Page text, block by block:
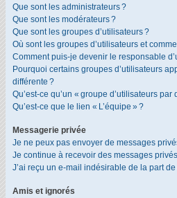
Que sont les administrateurs ?
Que sont les modérateurs ?
Que sont les groupes d’utilisateurs ?
Où sont les groupes d’utilisateurs et
Comment puis-je devenir le responsable
Pourquoi certains groupes d’utilisateurs
différente ?
Qu’est-ce qu’un « groupe d’utilisateurs par
Qu’est-ce que le lien « L’équipe » ?
Messagerie privée
Je ne peux pas envoyer de messages
Je continue à recevoir des messages
J’ai reçu un e-mail indésirable de la part
Amis et ignorés